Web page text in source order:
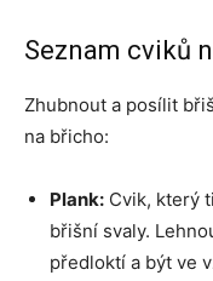
Seznam cviků
Zhubnout a posílit
na břicho:
Plank: Cvik, který
břišní svaly.
předloktí a být ve